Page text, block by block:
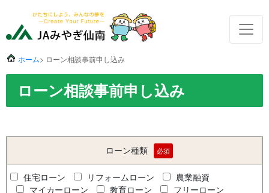
ホーム> ローン相談事前申し込み
ローン相談事前申し込み
ローン種類 必須
住宅ローン リフォームローン
農業融資
マイカーローン
教育ローン
フリーローン